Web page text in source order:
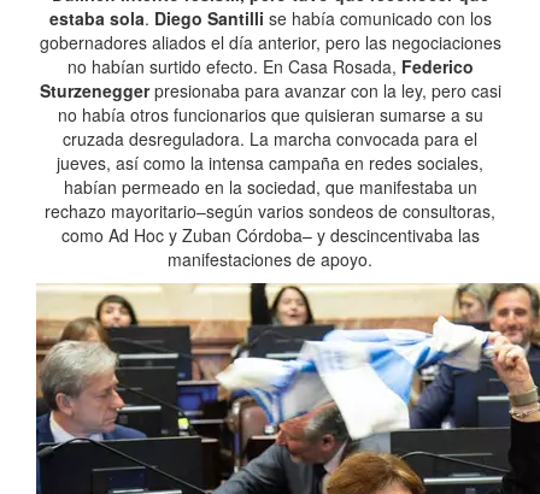
estaba sola. Diego Santilli se había comunicado con los
gobernadores aliados el día anterior, pero las negociaciones
no habían surtido efecto. En Casa Rosada, Federico
Sturzeneggerpresionaba para avanzar con la ley, pero casi
no había otros funcionarios que quisieran sumarse a su
cruzada desreguladora. La marcha convocada para el
jueves, así como la intensa campaña en redes sociales,
habían permeado en la sociedad, que manifestaba un
rechazo mayoritario–según varios sondeos de consultoras,
como Ad Hoc y Zuban Córdoba– y descincentivaba las
manifestaciones de apoyo.